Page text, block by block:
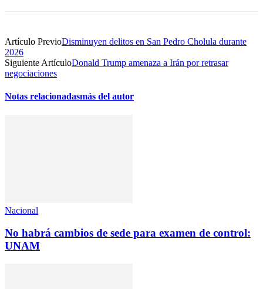
Artículo PrevioDisminuyen delitos en San Pedro Cholula durante
2026
Siguiente ArtículoDonald Trump amenaza a Irán por retrasar
negociaciones
Notas relacionadasmás del autor
Nacional
No habrá cambios de sede para examen de control:
UNAM